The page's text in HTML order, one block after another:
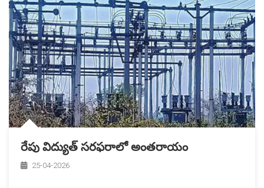
రేపు విద్యుత్ సరఫరాలో అంతరాయం
25-04-2026